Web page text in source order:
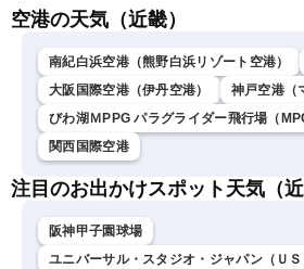
ュースLiVEコーヒータイ
空港の天気（近畿）
南紀白浜空港（熊野白浜リゾート空港）
大阪国際空港（伊丹空港）
神戸空港（
びわ湖ＭPPG パラグライダー飛行場（
関西国際空港
注目のお出かけスポット天気（近
阪神甲子園球場
ユニバーサル・スタジオ・ジャパン（ＵＳ